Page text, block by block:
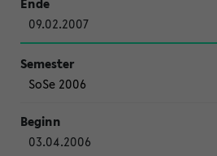
09.02.2007
SoSe 2006
03.04.2006